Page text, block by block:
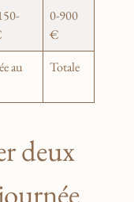
0-900
€
au
Totale
deux